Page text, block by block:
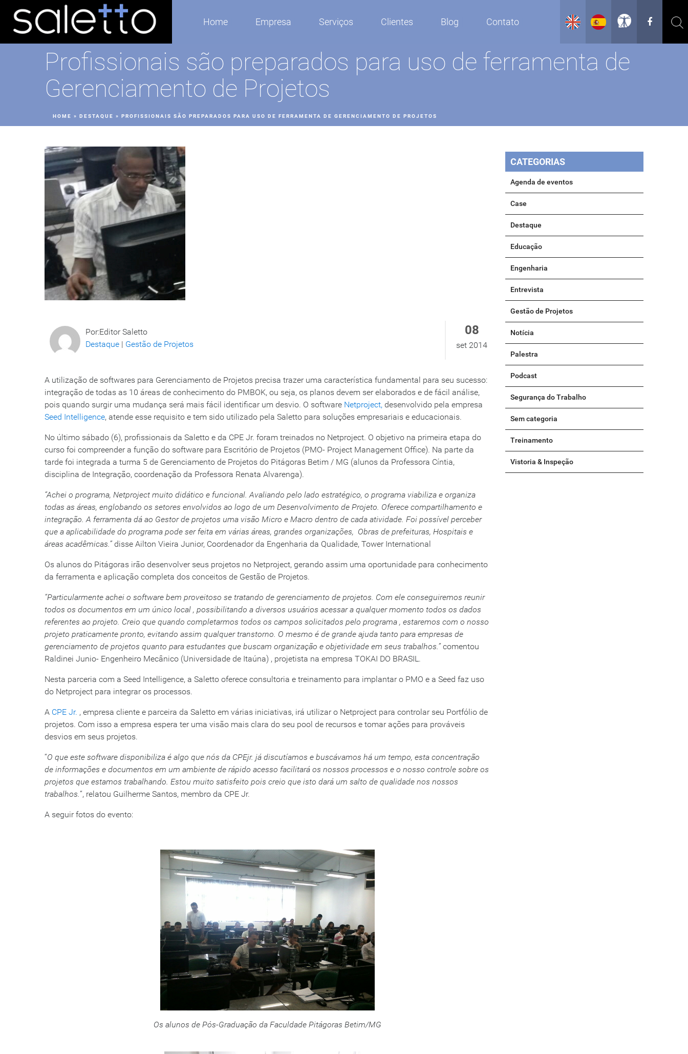
Home Empresa Serviços Clientes Blog Contato
Profissionais são preparados para uso de ferramenta de
Gerenciamento de Projetos
HOME » DESTAQUE » PROFISSIONAIS SÃO PREPARADOS PARA USO DE FERRAMENTA DE GERENCIAMENTO DE PROJETOS
Por:Editor Saletto
Destaque | Gestão de Projetos
08
set 2014
A utilização de softwares para Gerenciamento de Projetos precisa trazer uma característica fundamental para seu sucesso:
integração de todas as 10 áreas de conhecimento do PMBOK, ou seja, os planos devem ser elaborados e de fácil análise,
pois quando surgir uma mudança será mais fácil identificar um desvio. O software Netproject, desenvolvido pela empresa
Seed Intelligence, atende esse requisito e tem sido utilizado pela Saletto para soluções empresariais e educacionais.
No último sábado (6), profissionais da Saletto e da CPE Jr. foram treinados no Netproject. O objetivo na primeira etapa do
curso foi compreender a função do software para Escritório de Projetos (PMO- Project Management Office). Na parte da
tarde foi integrada a turma 5 de Gerenciamento de Projetos do Pitágoras Betim / MG (alunos da Professora Cíntia,
disciplina de Integração, coordenação da Professora Renata Alvarenga).
“Achei o programa, Netproject muito didático e funcional. Avaliando pelo lado estratégico, o programa viabiliza e organiza
todas as áreas, englobando os setores envolvidos ao logo de um Desenvolvimento de Projeto. Oferece compartilhamento e
integração. A ferramenta dá ao Gestor de projetos uma visão Micro e Macro dentro de cada atividade. Foi possível perceber
que a aplicabilidade do programa pode ser feita em várias áreas, grandes organizações, Obras de prefeituras, Hospitais e
áreas acadêmicas.”disse Ailton Vieira Junior, Coordenador da Engenharia da Qualidade, Tower International
Os alunos do Pitágoras irão desenvolver seus projetos no Netproject, gerando assim uma oportunidade para conhecimento
da ferramenta e aplicação completa dos conceitos de Gestão de Projetos.
“Particularmente achei o software bem proveitoso se tratando de gerenciamento de projetos. Com ele conseguiremos reunir
todos os documentos em um único local , possibilitando a diversos usuários acessar a qualquer momento todos os dados
referentes ao projeto. Creio que quando completarmos todos os campos solicitados pelo programa , estaremos com o nosso
projeto praticamente pronto, evitando assim qualquer transtorno. O mesmo é de grande ajuda tanto para empresas de
gerenciamento de projetos quanto para estudantes que buscam organização e objetividade em seus trabalhos.”comentou
Raldinei Junio- Engenheiro Mecânico (Universidade de Itaúna) , projetista na empresa TOKAI DO BRASIL.
Nesta parceria com a Seed Intelligence, a Saletto oferece consultoria e treinamento para implantar o PMO e a Seed faz uso
do Netproject para integrar os processos.
A CPE Jr. , empresa cliente e parceira da Saletto em várias iniciativas, irá utilizar o Netproject para controlar seu Portfólio de
projetos. Com isso a empresa espera ter uma visão mais clara do seu pool de recursos e tomar ações para prováveis
desvios em seus projetos.
“O que este software disponibiliza é algo que nós da CPEjr. já discutíamos e buscávamos há um tempo, esta concentração
de informações e documentos em um ambiente de rápido acesso facilitará os nossos processos e o nosso controle sobre os
projetos que estamos trabalhando. Estou muito satisfeito pois creio que isto dará um salto de qualidade nos nossos
trabalhos.“, relatou Guilherme Santos, membro da CPE Jr.
A seguir fotos do evento:
Os alunos de Pós-Graduação da Faculdade Pitágoras Betim/MG
CATEGORIAS
Agenda de eventos
Case
Destaque
Educação
Engenharia
Entrevista
Gestão de Projetos
Notícia
Palestra
Podcast
Segurança do Trabalho
Sem categoria
Treinamento
Vistoria & Inspeção